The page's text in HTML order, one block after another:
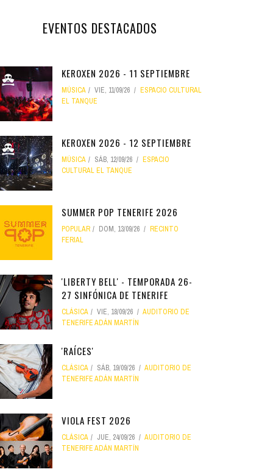
EVENTOS DESTACADOS
KEROXEN 2026 - 11 SEPTIEMBRE
MÚSICA VIE, 11/09/26
ESPACIO CULTURAL
EL TANQUE
KEROXEN 2026 - 12 SEPTIEMBRE
MÚSICA SÁB, 12/09/26
ESPACIO
CULTURAL EL TANQUE
SUMMER POP TENERIFE 2026
POPULAR DOM, 13/09/26
RECINTO
FERIAL
'LIBERTY BELL' - TEMPORADA 26-
27 SINFÓNICA DE TENERIFE
CLÁSICA VIE, 18/09/26
AUDITORIO DE
TENERIFE ADÁN MARTÍN
'RAÍCES'
CLÁSICA SÁB, 19/09/26
AUDITORIO DE
TENERIFE ADÁN MARTÍN
VIOLA FEST 2026
CLÁSICA JUE, 24/09/26
AUDITORIO DE
TENERIFE ADÁN MARTÍN